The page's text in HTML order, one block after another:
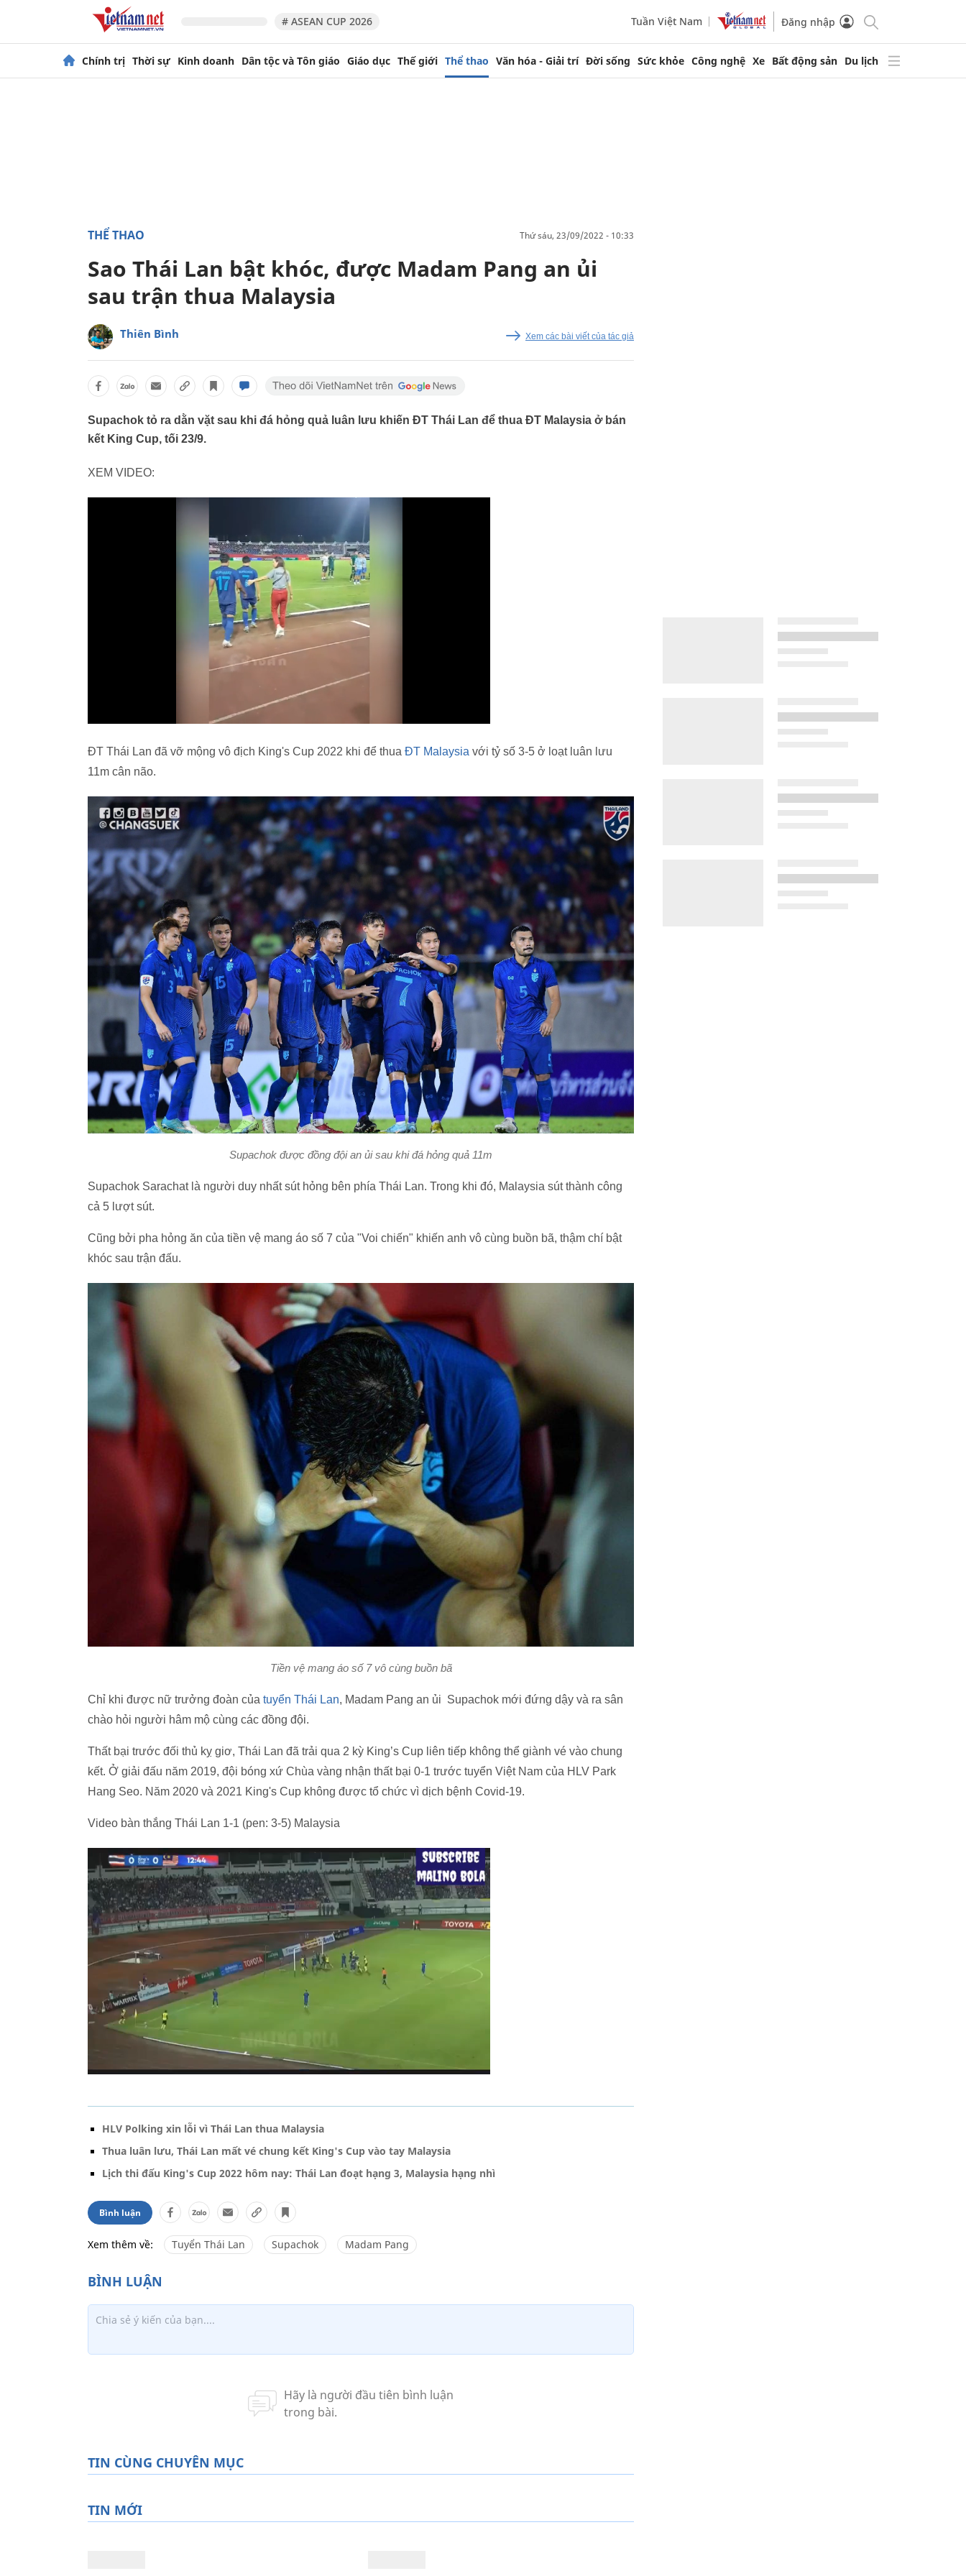
# ASEAN CUP 2026 Tuần Việt Nam Đăng nhập
Chính trị Thời sự Kinh doanh Dân tộc và Tôn giáo Giáo dục Thế giới Thể thao Văn hóa - Giải trí Đời sống Sức khỏe Công nghệ Xe Bất động sản Du lịch
THỂ THAO thứ sáu, 23/09/2022 - 10:33
Sao Thái Lan bật khóc, được Madam Pang an ủi
sau trận thua Malaysia
Thiên Bình Xem các bài viết của tác giả
Supachok tỏ ra dằn vặt sau khi đá hỏng quả luân lưu khiến ĐT Thái Lan để thua ĐT Malaysia ở bán
kết King Cup, tối 23/9.
XEM VIDEO:
ĐT Thái Lan đã vỡ mộng vô địch King's Cup 2022 khi để thua ĐT Malaysia với tỷ số 3-5 ở loạt luân lưu
11m cân não.
Supachok được đồng đội an ủi sau khi đá hỏng quả 11m
Supachok Sarachat là người duy nhất sút hỏng bên phía Thái Lan. Trong khi đó, Malaysia sút thành công
cả 5 lượt sút.
Cũng bởi pha hỏng ăn của tiền vệ mang áo số 7 của "Voi chiến" khiến anh vô cùng buồn bã, thậm chí bật
khóc sau trận đấu.
Tiền vệ mang áo số 7 vô cùng buồn bã
Chỉ khi được nữ trưởng đoàn của tuyển Thái Lan, Madam Pang an ủi Supachok mới đứng dậy và ra sân
chào hỏi người hâm mộ cùng các đồng đội.
Thất bại trước đối thủ kỵ giơ, Thái Lan đã trải qua 2 kỳ King’s Cup liên tiếp không thể giành vé vào chung
kết. Ở giải đấu năm 2019, đội bóng xứ Chùa vàng nhận thất bại 0-1 trước tuyển Việt Nam của HLV Park
Hang Seo. Năm 2020 và 2021 King's Cup không được tổ chức vì dịch bệnh Covid-19.
Video bàn thắng Thái Lan 1-1 (pen: 3-5) Malaysia
HLV Polking xin lỗi vì Thái Lan thua Malaysia
Thua luân lưu, Thái Lan mất vé chung kết King's Cup vào tay Malaysia
Lịch thi đấu King's Cup 2022 hôm nay: Thái Lan đoạt hạng 3, Malaysia hạng nhì
Bình luận
Xem thêm về: Tuyển Thái Lan Supachok Madam Pang
TIN CÙNG CHUYÊN MỤC
TIN MỚI